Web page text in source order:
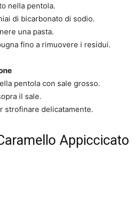
nella pentola.
di bicarbonato di sodio.
una pasta.
fino a rimuovere i residui.
pentola con sale grosso.
il sale.
strofinare delicatamente.
Appiccicato